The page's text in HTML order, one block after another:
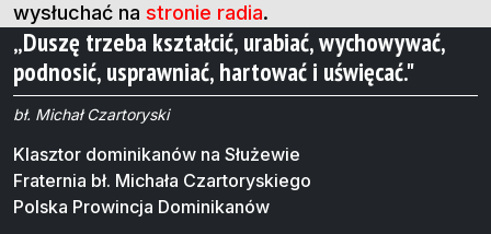
wysłuchać na stronie radia.
„Duszę trzeba kształcić, urabiać, wychowywać,
podnosić, usprawniać, hartować i uświęcać."
bł. Michał Czartoryski
Klasztor dominikanów na Służewie
Fraternia bł. Michała Czartoryskiego
Polska Prowincja Dominikanów